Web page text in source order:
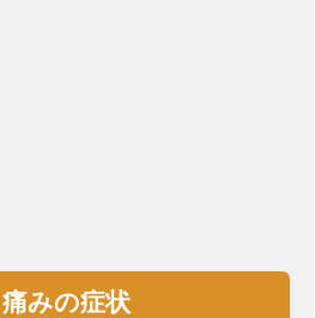
痛みの症状